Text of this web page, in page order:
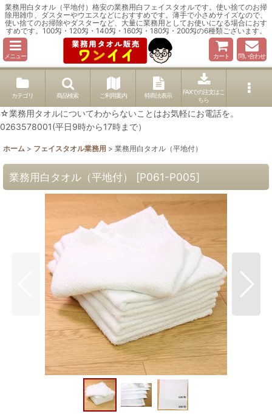
業務用白タオル（平地付）格安の業務用白フェイスタオルです。使い捨てのお掃
除用雑巾、ダスターやウエスなどにおすすめです。薄手で小さめサイズなので、
使い捨てのお掃除やダスターなど、大量に業務用としてお使いになる場合におす
すめです。100匁・120匁・140匁・160匁・180匁・200匁の6種類ございます。
メニュー カート 問い合わせ
カテゴリ 商品検索 ご利用案内 特商法表示
FAXでの注文はこ
ちら
☆業務用タオルについてわからないことはお気軽にお電話を。
0263578001(平日9時から17時まで）
ホーム > フェイスタオル業務用 > 業務用白タオル（平地付）
業務用白タオル（平地付） [P061-P005]